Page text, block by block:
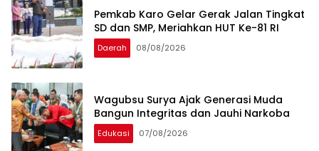
Pemkab Karo Gelar Gerak Jalan Tingkat
SD dan SMP, Meriahkan HUT Ke-81 RI
Daerah 08/08/2026
Wagubsu Surya Ajak Generasi Muda
Bangun Integritas dan Jauhi Narkoba
Edukasi 07/08/2026